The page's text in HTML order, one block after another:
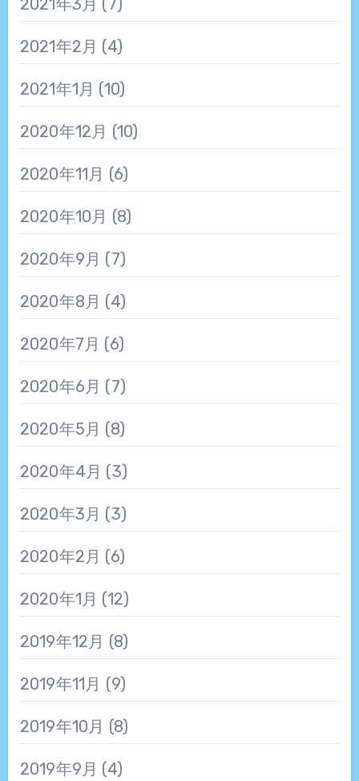
2021年2月 (4)
2021年1月 (10)
2020年12月 (10)
2020年11月 (6)
2020年10月 (8)
2020年9月 (7)
2020年8月 (4)
2020年7月 (6)
2020年6月 (7)
2020年5月 (8)
2020年4月 (3)
2020年3月 (3)
2020年2月 (6)
2020年1月 (12)
2019年12月 (8)
2019年11月 (9)
2019年10月 (8)
2019年9月 (4)